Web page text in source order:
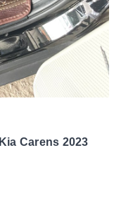
Kia Carens 2023